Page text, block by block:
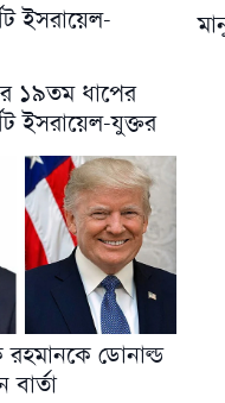
১৯তম ধাপের
ইসরায়েল-যুক্তর
রহমানকে ডোনাল্ড
বার্তা